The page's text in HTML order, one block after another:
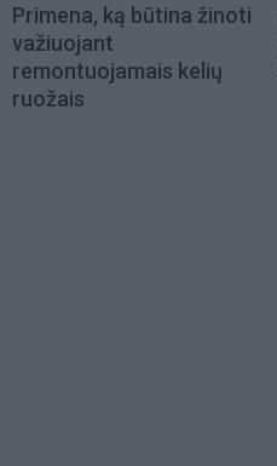
Primena, ką būtina žinoti
važiuojant
remontuojamais kelių
ruožais